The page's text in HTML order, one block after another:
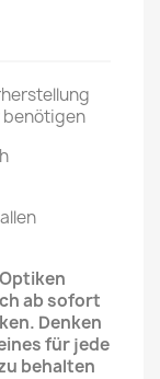
benötigen
ab sofort
Denken
für jede
behalten